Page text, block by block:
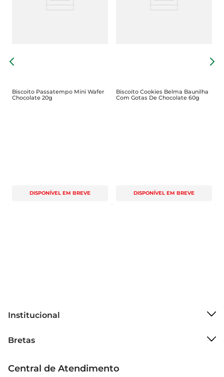
Biscoito Passatempo Mini Wafer
Chocolate 20g
DISPONÍVEL EM BREVE
Biscoito Cookies Belma Baunilha
Com Gotas De Chocolate 60g
DISPONÍVEL EM BREVE
Institucional
Grupo Cencosud
Sobre privacidade
Bretas
Produtos Bretas
Central de Atendimento